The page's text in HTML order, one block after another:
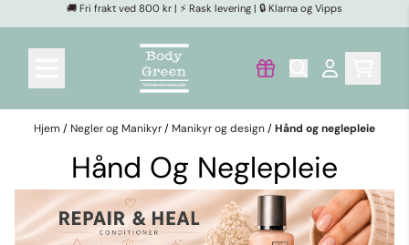
Hopp til innhold🚚 Fri frakt ved 800 kr | ⚡ Rask levering | 🔒 Klarna og Vipps
Hjem / Negler og Manikyr/ Manikyr og design/Hånd og neglepleie
Hånd Og Neglepleie